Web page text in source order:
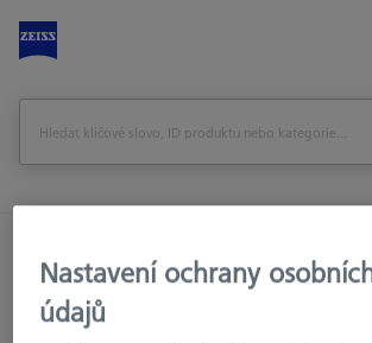
Upínací zařízení
Konstrukční prvky
Podpěra - nastavitelná 38-50mm, připojení
Nastavení ochrany
údajů